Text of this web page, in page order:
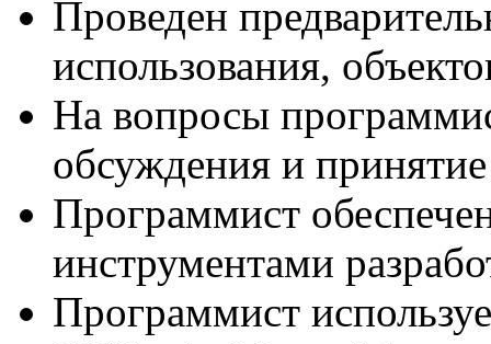
Проведен
использования,
На вопросы
обсуждения и
Программист
инструментами
Программист